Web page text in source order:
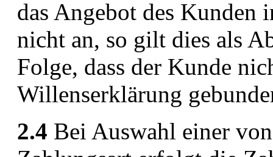
das Angebot des Kunden
nicht an, so gilt dies als
Folge, dass der Kunde
Willenserklärung
2.4 Bei Auswahl einer